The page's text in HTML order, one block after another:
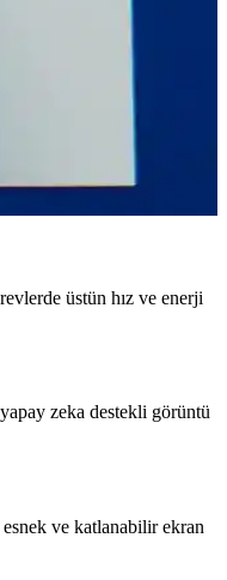
üstün hız ve enerji
zeka destekli görüntü
ve katlanabilir ekran